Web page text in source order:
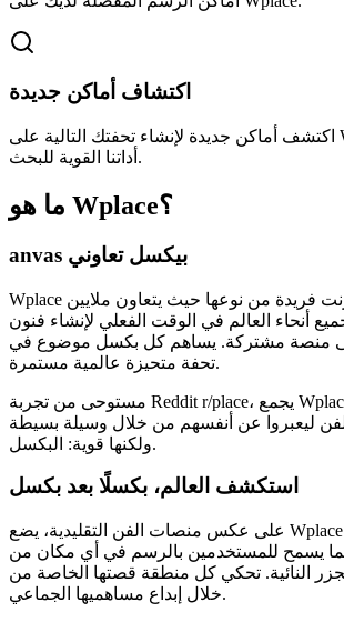
اكتشاف أماكن جديدة
اكتشف أماكن جديدة لإنشاء تحفتك التالية على Wplace باستخدام
أداتنا القوية للبحث.
ما هو Wplace؟
anvas بيكسل تعاوني
Wplace منصة عبر الإنترنت فريدة من نوعها حيث يتعاون ملايين
أنحاء العالم في الوقت الفعلي لإنشاء فنون
منصة مشتركة. يساهم كل بكسل موضوع في
تحفة متحيزة عالمية مستمرة.
مستوحى من تجربة Reddit r/place، يجمع Wplace بين الفنانين
ليعبروا عن أنفسهم من خلال وسيلة بسيطة
ولكنها قوية: البكسل.
استكشف العالم، بكسلًا بعد بكسل
على عكس منصات الفن التقليدية، يضع Wplace منصته على خريطة
مما يسمح للمستخدمين بالرسم في أي مكان من
النائية. تحكي كل منطقة قصتها الخاصة من
خلال إبداع مساهميها الجماعي.